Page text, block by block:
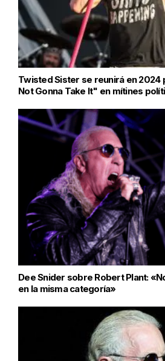
Twisted Sister se reunirá en
Not Gonna Take It" en mítines
Dee Snider sobre Robert Plant:
en la misma categoría»